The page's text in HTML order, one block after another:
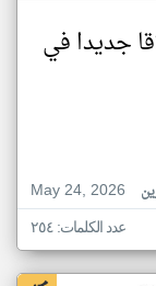
جديدا في
May 24, 2026
عدد الكلمات: ٢٥٤